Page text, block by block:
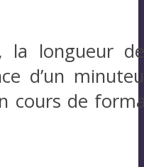
la longueur
d’un
cours de